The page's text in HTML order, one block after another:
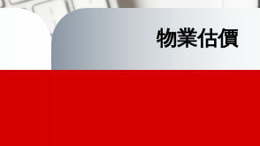
物業估價